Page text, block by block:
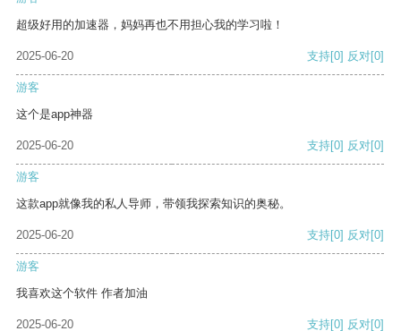
超级好用的加速器，妈妈再也不用担心我的学习啦！
2025-06-20 支持[0] 反对[0]
游客
这个是app神器
2025-06-20 支持[0] 反对[0]
游客
这款app就像我的私人导师，带领我探索知识的奥秘。
2025-06-20 支持[0] 反对[0]
游客
我喜欢这个软件 作者加油
2025-06-20 支持[0] 反对[0]